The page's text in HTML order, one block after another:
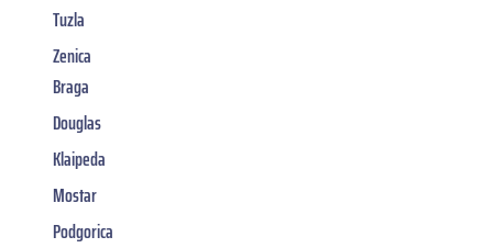
Tuzla
Zenica
Braga
Douglas
Klaipeda
Mostar
Podgorica